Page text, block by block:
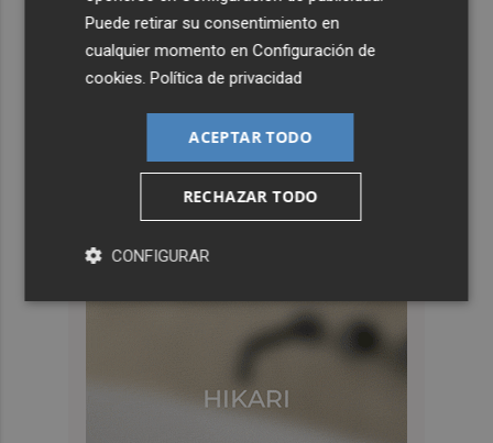
Puede retirar su consentimiento en
cualquier momento enConfiguración de
cookies .Política de privacidad
ACEPTAR TODO
RECHAZAR TODO
CONFIGURAR